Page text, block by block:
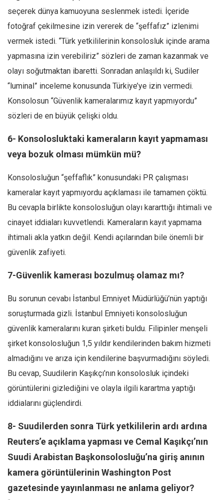
seçerek dünya kamuoyuna seslenmek istedi. İçeride
fotoğraf çekilmesine izin vererek de “şeffafız” izlenimi
vermek istedi. “Türk yetkililerinin konsolosluk içinde arama
yapmasına izin verebiliriz” sözleri de zaman kazanmak ve
olayı soğutmaktan ibaretti. Sonradan anlaşıldı ki, Sudiler
“luminal” inceleme konusunda Türkiye’ye izin vermedi.
Konsolosun “Güvenlik kameralarımız kayıt yapmıyordu”
sözleri de en büyük çelişki oldu.
6- Konsolosluktaki kameraların kayıt yapmaması
veya bozuk olması mümkün mü?
Konsolosluğun “şeffaflık” konusundaki PR çalışması
kameralar kayıt yapmıyordu açıklaması ile tamamen çöktü.
Bu cevapla birlikte konsolosluğun olayı kararttığı ihtimali ve
cinayet iddiaları kuvvetlendi. Kameraların kayıt yapmama
ihtimali akla yatkın değil. Kendi açılarından bile önemli bir
güvenlik zafiyeti.
7-Güvenlik kamerası bozulmuş olamaz mı?
Bu sorunun cevabı İstanbul Emniyet Müdürlüğü’nün yaptığı
soruşturmada gizli. İstanbul Emniyeti konsolosluğun
güvenlik kameralarını kuran şirketi buldu. Filipinler menşeli
şirket konsolosluğun 1,5 yıldır kendilerinden bakım hizmeti
almadığını ve arıza için kendilerine başvurmadığını söyledi.
Bu cevap, Suudilerin Kaşıkçı’nın konsolosluk içindeki
görüntülerini gizlediğini ve olayla ilgili karartma yaptığı
iddialarını güçlendirdi.
8- Suudilerden sonra Türk yetkililerin ardı ardına
Reuters’e açıklama yapması ve Cemal Kaşıkçı’nın
Suudi Arabistan Başkonsolosluğu’na giriş anının
kamera görüntülerinin Washington Post
gazetesinde yayınlanması ne anlama geliyor?